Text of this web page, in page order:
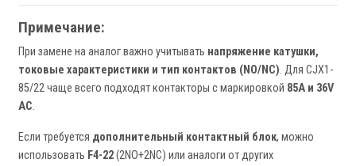
Примечание:
При замене на аналог важно учитывать напряжение катушки,
токовые характеристики и тип контактов (NO/NC). Для CJX1-
85/22 чаще всего подходят контакторы с маркировкой 85А и 36V
AC.
Если требуется дополнительный контактный блок, можно
использовать F4-22(2NO+2NC) или аналоги от других